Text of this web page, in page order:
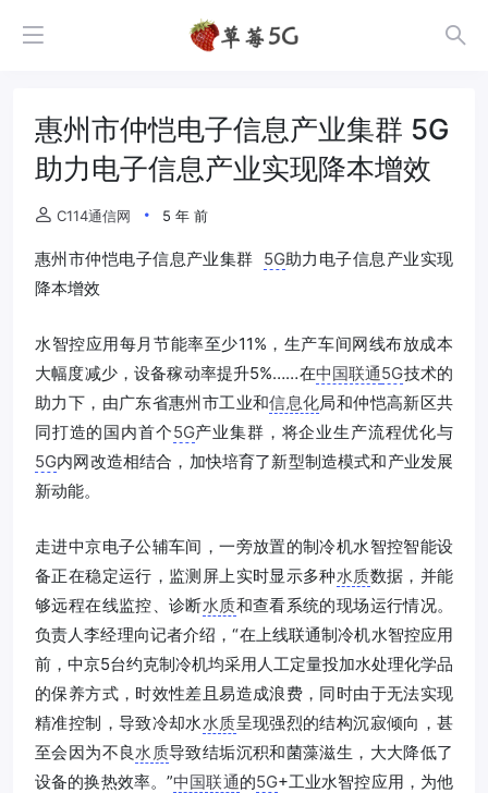
惠州市仲恺电子信息产业集群 5G
助力电子信息产业实现降本增效
C114通信网 5 年 前
惠州市仲恺电子信息产业集群 5G助力电子信息产业实现
降本增效
水智控应用每月节能率至少11%，生产车间网线布放成本
大幅度减少，设备稼动率提升5%……在中国联通5G技术的
助力下，由广东省惠州市工业和信息化局和仲恺高新区共
同打造的国内首个5G产业集群，将企业生产流程优化与
5G内网改造相结合，加快培育了新型制造模式和产业发展
新动能。
走进中京电子公辅车间，一旁放置的制冷机水智控智能设
备正在稳定运行，监测屏上实时显示多种水质数据，并能
够远程在线监控、诊断水质和查看系统的现场运行情况。
负责人李经理向记者介绍，“在上线联通制冷机水智控应用
前，中京5台约克制冷机均采用人工定量投加水处理化学品
的保养方式，时效性差且易造成浪费，同时由于无法实现
精准控制，导致冷却水水质呈现强烈的结构沉寂倾向，甚
至会因为不良水质导致结垢沉积和菌藻滋生，大大降低了
设备的换热效率。”中国联通的5G+工业水智控应用，为他